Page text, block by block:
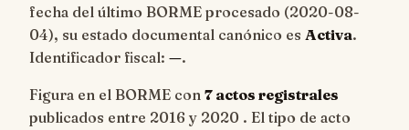
fecha del último BORME procesado (2020-08-
04), su estado documental canónico es Activa.
Identificador fiscal: —.
Figura en el BORME con 7 actos registrales
publicados entre 2016 y 2020 . El tipo de acto